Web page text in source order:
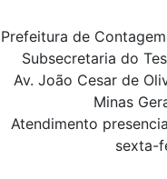
Prefeitura de
Subsecretaria do
Av. João Cesar de
Minas
Atendimento
sexta-